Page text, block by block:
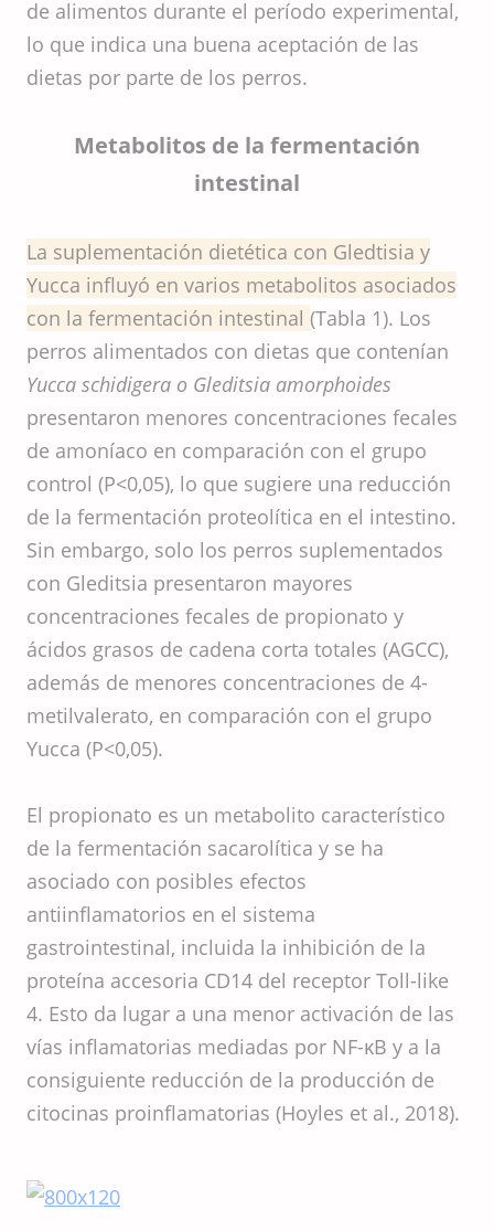
de alimentos durante el período experimental,
lo que indica una buena aceptación de las
dietas por parte de los perros.
Metabolitos de la fermentación
intestinal
La suplementación dietética con Gledtisia y
Yucca influyó en varios metabolitos asociados
con la fermentación intestinal (Tabla 1). Los
perros alimentados con dietas que contenían
Yucca schidigera o Gleditsia amorphoides
presentaron menores concentraciones fecales
de amoníaco en comparación con el grupo
control (P<0,05), lo que sugiere una reducción
de la fermentación proteolítica en el intestino.
Sin embargo, solo los perros suplementados
con Gleditsia presentaron mayores
concentraciones fecales de propionato y
ácidos grasos de cadena corta totales (AGCC),
además de menores concentraciones de 4-
metilvalerato, en comparación con el grupo
Yucca (P<0,05).
El propionato es un metabolito característico
de la fermentación sacarolítica y se ha
asociado con posibles efectos
antiinflamatorios en el sistema
gastrointestinal, incluida la inhibición de la
proteína accesoria CD14 del receptor Toll-like
4. Esto da lugar a una menor activación de las
vías inflamatorias mediadas por NF-κB y a la
consiguiente reducción de la producción de
citocinas proinflamatorias (Hoyles et al., 2018).